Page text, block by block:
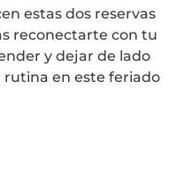
estas dos reservas
reconectarte con tu
y dejar de lado
rutina en este feriado